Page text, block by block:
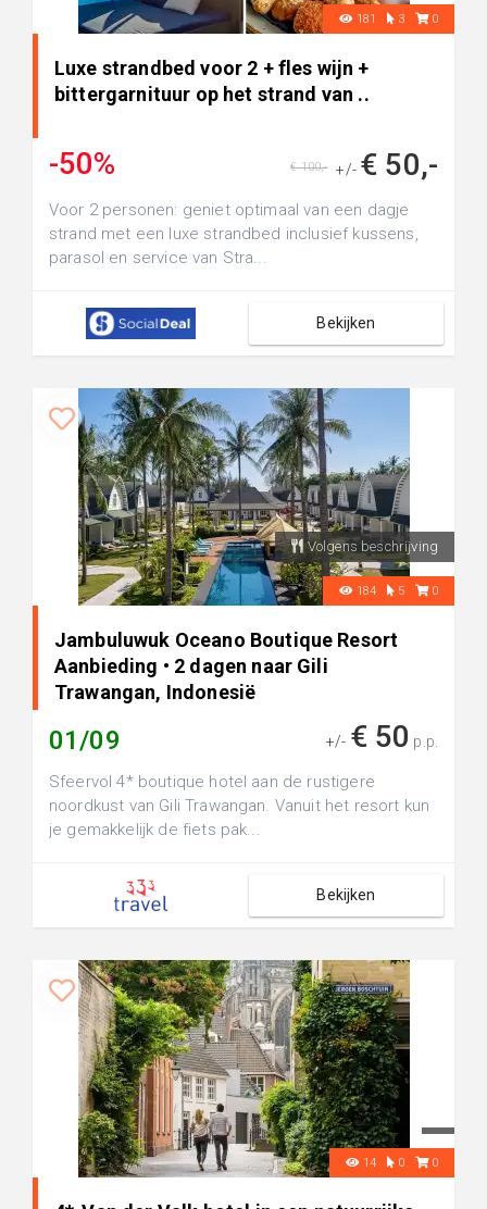
181 3 0
Luxe strandbed voor 2 + fles wijn +
bittergarnituur op het strand van ..
-50% +/- € 50,-
€ 100,-
Voor 2 personen: geniet optimaal van een dagje
strand met een luxe strandbed inclusief kussens,
parasol en service van Stra...
Bekijken
Volgens beschrijving
184 5 0
Jambuluwuk Oceano Boutique Resort
Aanbieding • 2 dagen naar Gili
Trawangan, Indonesië
01/09 +/- € 50 p.p.
Sfeervol 4* boutique hotel aan de rustigere
noordkust van Gili Trawangan. Vanuit het resort kun
je gemakkelijk de fiets pak...
Bekijken
14 0 0